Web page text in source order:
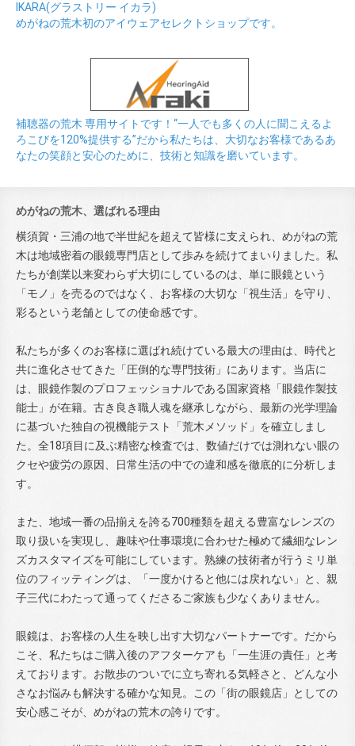
IKARA(グラストリー イカラ)
めがねの荒木初のアイウェアセレクトショップです。
補聴器の荒木 専用サイトです！“一人でも多くの人に聞こえるよ
ろこびを120%提供する”だから私たちは、大切なお客様であるあ
なたの笑顔と安心のために、技術と知識を磨いています。
めがねの荒木、選ばれる理由
横須賀・三浦の地で半世紀を超えて皆様に支えられ、めがねの荒
木は地域密着の眼鏡専門店として歩みを続けてまいりました。私
たちが創業以来変わらず大切にしているのは、単に眼鏡という
「モノ」を売るのではなく、お客様の大切な「視生活」を守り、
彩るという老舗としての使命感です。
私たちが多くのお客様に選ばれ続けている最大の理由は、時代と
共に進化させてきた「圧倒的な専門技術」にあります。当店に
は、眼鏡作製のプロフェッショナルである国家資格「眼鏡作製技
能士」が在籍。古き良き職人魂を継承しながら、最新の光学理論
に基づいた独自の視機能テスト「荒木メソッド」を確立しまし
た。全18項目に及ぶ精密な検査では、数値だけでは測れない眼の
クセや疲労の原因、日常生活の中での違和感を徹底的に分析しま
す。
また、地域一番の品揃えを誇る700種類を超える豊富なレンズの
取り扱いを実現し、趣味や仕事環境に合わせた極めて繊細なレン
ズカスタマイズを可能にしています。熟練の技術者が行うミリ単
位のフィッティングは、「一度かけると他には戻れない」と、親
子三代にわたって通ってくださるご家族も少なくありません。
眼鏡は、お客様の人生を映し出す大切なパートナーです。だから
こそ、私たちはご購入後のアフターケアも「一生涯の責任」と考
えております。お散歩のついでに立ち寄れる気軽さと、どんな小
さなお悩みも解決する確かな知見。この「街の眼鏡店」としての
安心感こそが、めがねの荒木の誇りです。